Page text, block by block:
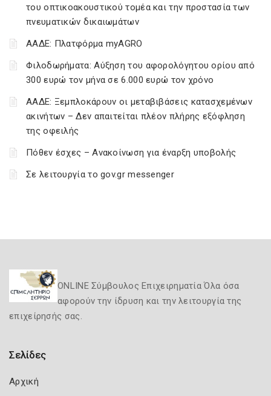
του οπτικοακουστικού τομέα και την προστασία των
πνευματικών δικαιωμάτων
ΑΑΔΕ: Πλατφόρμα myAGRO
Φιλοδωρήματα: Αύξηση του αφορολόγητου ορίου από
300 ευρώ τον μήνα σε 6.000 ευρώ τον χρόνο
ΑΑΔΕ: Ξεμπλοκάρουν οι μεταβιβάσεις κατασχεμένων
ακινήτων – Δεν απαιτείται πλέον πλήρης εξόφληση
της οφειλής
Πόθεν έσχες – Ανακοίνωση για έναρξη υποβολής
Σε λειτουργία το gov.gr messenger
ONLINE Σύμβουλος Επιχειρηματία Όλα όσα
αφορούν την ίδρυση και την λειτουργία της
επιχείρησής σας.
Σελίδες
Αρχική